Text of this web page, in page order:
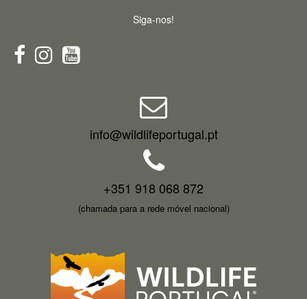
Siga-nos!
info@wildlifeportugal.pt
+351 918 068 872
(chamada para a rede móvel nacional)